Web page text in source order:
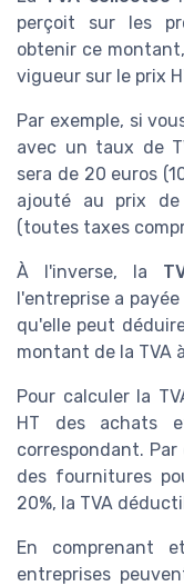
perçoit sur les
obtenir ce
vigueur sur le prix
Par exemple, si
avec un taux de
sera de 20 euros
ajouté au prix
(toutes taxes
À l'inverse, la
l'entreprise a
qu'elle peut
montant de la TVA
Pour calculer la
HT des achats
correspondant.
des fournitures
20%, la TVA
En comprenant
entreprises